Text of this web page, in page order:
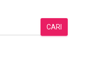
CARI